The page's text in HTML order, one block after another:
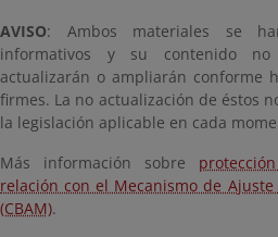
AVISO: Ambos materiales se
informativos y su contenido
actualizarán o ampliarán conforme
firmes. La no actualización de éstos
la legislación aplicable en cada
Más información sobre
relación con el Mecanismo de
(CBAM).